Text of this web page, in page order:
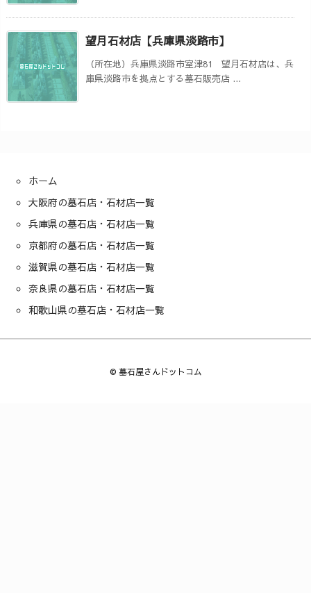
望月石材店【兵庫県淡路市】
（所在地）兵庫県淡路市室津81 望月石材店は、兵
庫県淡路市を拠点とする墓石販売店 ...
ホーム
大阪府の墓石店・石材店一覧
兵庫県の墓石店・石材店一覧
京都府の墓石店・石材店一覧
滋賀県の墓石店・石材店一覧
奈良県の墓石店・石材店一覧
和歌山県の墓石店・石材店一覧
© 墓石屋さんドットコム